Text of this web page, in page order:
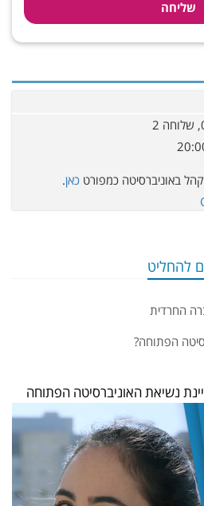
באוניברסיטה כמפורט כאן.
להחליט
החרדית
הפתוחה?
נשיאת האוניברסיטה הפתוחה